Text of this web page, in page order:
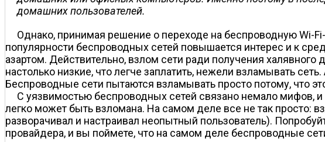
домашних пользователей.
Однако, принимая решение о переходе на беспроводную Wi-
популярности беспроводных сетей повышается интерес и к
азартом. Действительно, взлом сети ради получения
настолько низкие, что легче заплатить, нежели взламывать
Беспроводные сети пытаются взламывать просто потому, что
С уязвимостью беспроводных сетей связано немало мифов,
легко может быть взломана. На самом деле все не так просто:
разворачивал и настраивал неопытный пользователь).
провайдера, и вы поймете, что на самом деле беспроводные